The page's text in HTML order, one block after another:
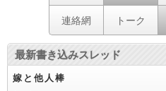
連絡網 トーク